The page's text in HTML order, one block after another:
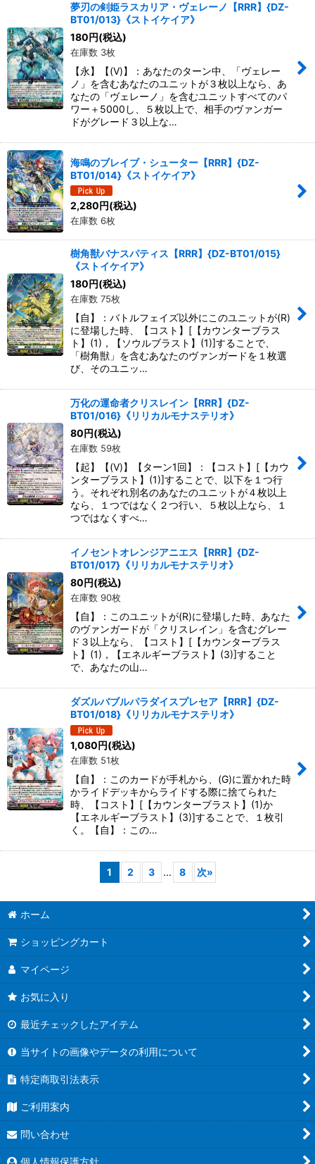
夢刃の剣姫ラスカリア・ヴェレーノ【RRR】{DZ-
BT01/013}《ストイケイア》
180円(税込)
在庫数 3枚
【永】【(V)】：あなたのターン中、「ヴェレー
ノ」を含むあなたのユニットが３枚以上なら、あ
なたの「ヴェレーノ」を含むユニットすべてのパ
ワー＋5000し、５枚以上で、相手のヴァンガー
ドがグレード３以上な…
海鳴のブレイブ・シューター【RRR】{DZ-
BT01/014}《ストイケイア》
2,280円(税込)
在庫数 6枚
樹角獣バナスパティス【RRR】{DZ-BT01/015}
《ストイケイア》
180円(税込)
在庫数 75枚
【自】：バトルフェイズ以外にこのユニットが(R)
に登場した時、【コスト】[【カウンターブラス
ト】(1)，【ソウルブラスト】(1)]することで、
「樹角獣」を含むあなたのヴァンガードを１枚選
び、そのユニッ…
万化の運命者クリスレイン【RRR】{DZ-
BT01/016}《リリカルモナステリオ》
80円(税込)
在庫数 59枚
【起】【(V)】【ターン1回】：【コスト】[【カウ
ンターブラスト】(1)]することで、以下を１つ行
う。それぞれ別名のあなたのユニットが４枚以上
なら、１つではなく２つ行い、５枚以上なら、１
つではなくすべ…
イノセントオレンジアニエス【RRR】{DZ-
BT01/017}《リリカルモナステリオ》
80円(税込)
在庫数 90枚
【自】：このユニットが(R)に登場した時、あなた
のヴァンガードが「クリスレイン」を含むグレー
ド３以上なら、【コスト】[【カウンターブラス
ト】(1)，【エネルギーブラスト】(3)]すること
で、あなたの山…
ダズルバブルパラダイスプレセア【RRR】{DZ-
BT01/018}《リリカルモナステリオ》
1,080円(税込)
在庫数 51枚
【自】：このカードが手札から、(G)に置かれた時
かライドデッキからライドする際に捨てられた
時、【コスト】[【カウンターブラスト】(1)か
【エネルギーブラスト】(3)]することで、１枚引
く。【自】：この…
1 2 3 ... 8 次»
ホーム
ショッピングカート
マイページ
お気に入り
最近チェックしたアイテム
当サイトの画像やデータの利用について
特定商取引法表示
ご利用案内
問い合わせ
個人情報保護方針